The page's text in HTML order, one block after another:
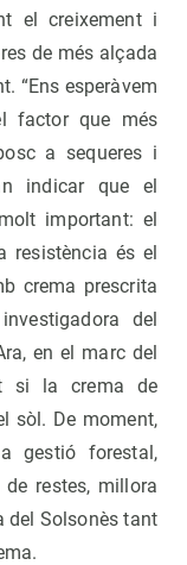
el creixement i
de més alçada
“Ens esperàvem
factor que més
a sequeres i
indicar que el
important: el
resistència és el
crema prescrita
del
en el marc del
si la crema de
sòl. De moment,
gestió forestal,
restes, millora
del Solsonès tant